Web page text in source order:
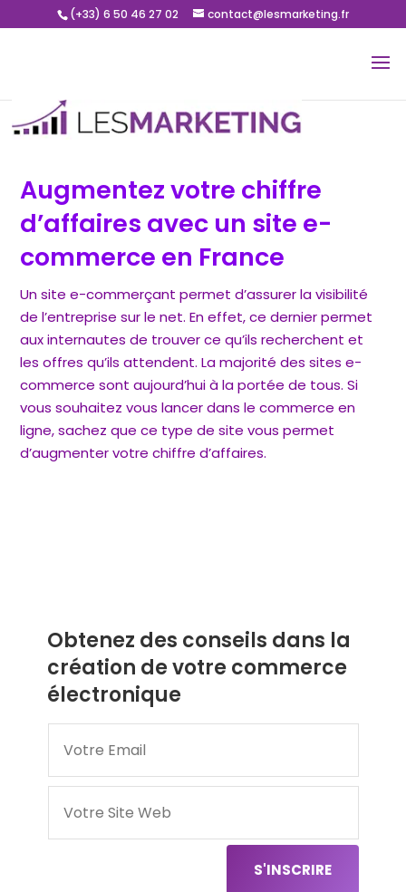
(+33) 6 50 46 27 02 contact@lesmarketing.fr
Augmentez votre chiffre
d’affaires avec un site e-
commerce en France
Un site e-commerçant permet d’assurer la visibilité
de l’entreprise sur le net. En effet, ce dernier permet
aux internautes de trouver ce qu’ils recherchent et
les offres qu’ils attendent. La majorité des sites e-
commerce sont aujourd’hui à la portée de tous. Si
vous souhaitez vous lancer dans le commerce en
ligne, sachez que ce type de site vous permet
d’augmenter votre chiffre d’affaires.
Obtenez des conseils dans la
création de votre commerce
électronique
S'INSCRIRE